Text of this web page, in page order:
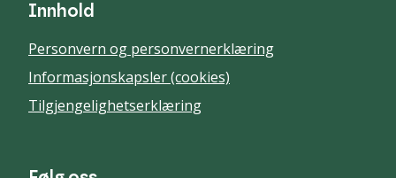
Innhold
Personvern og personvernerklæring
Informasjonskapsler (cookies)
Tilgjengelighetserklæring